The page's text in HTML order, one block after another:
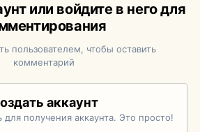
или войдите в него для
пользователем, чтобы оставить
комментарий
аккаунт
для получения аккаунта. Это просто!